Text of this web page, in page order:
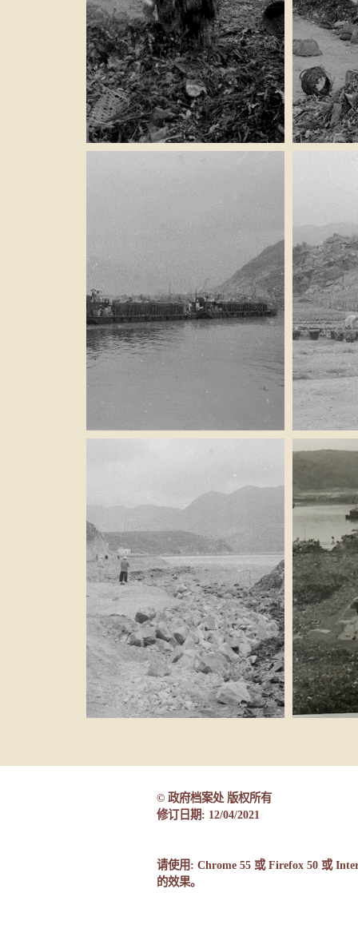
© 政府档案处 版权所有
修订日期: 12/04/2021
请使用: Chrome 55 或 Firefox 50 或
的效果。